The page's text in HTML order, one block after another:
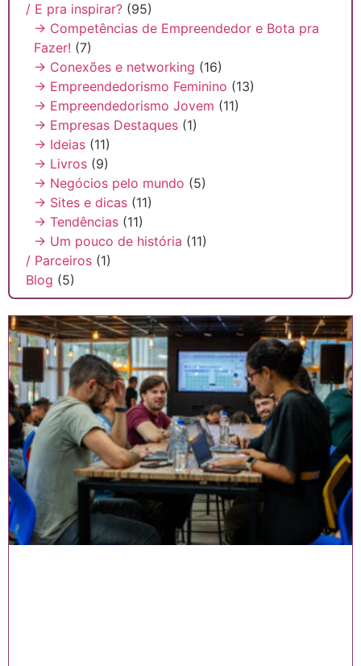
/ E pra inspirar? (95)
→ Competências de Empreendedor e Bota pra
Fazer! (7)
→ Conexões e networking (16)
→ Empreendedorismo Feminino (13)
→ Empreendedorismo Jovem (11)
→ Empresas Destaques (1)
→ Ideias (11)
→ Livros (9)
→ Negócios pelo mundo (5)
→ Sites e dicas (11)
→ Tendências (11)
→ Um pouco de história (11)
/ Parceiros (1)
Blog (5)